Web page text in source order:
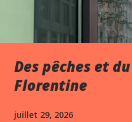
Des pêches et
Florentine
juillet 29, 2026